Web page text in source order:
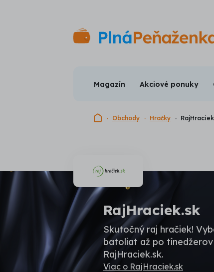
Magazín Akciové ponuky
Domovská stránka
Obchody Hračky
RajHraciek.sk
Skutočný raj hračiek!
batoliat až po
RajHraciek.sk.
Viac o RajHraciek.sk